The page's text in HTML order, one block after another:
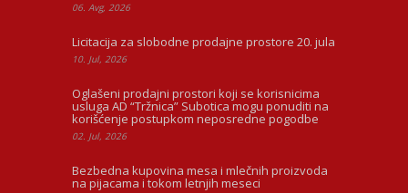
06. Avg, 2026
Licitacija za slobodne prodajne prostore 20. jula
10. Jul, 2026
Oglašeni prodajni prostori koji se korisnicima
usluga AD “Tržnica” Subotica mogu ponuditi na
korišćenje postupkom neposredne pogodbe
02. Jul, 2026
Bezbedna kupovina mesa i mlečnih proizvoda
na pijacama i tokom letnjih meseci